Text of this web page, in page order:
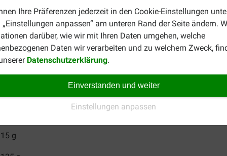
Ihre Präferenzen jederzeit in den Cookie-Einstellungen
„Einstellungen anpassen“ am unteren Rand der Seite ändern.
darüber, wie wir mit Ihren Daten umgehen, welche
Daten wir verarbeiten und zu welchem Zweck,
Datenschutzerklärung.
Einverstanden und weiter
Einstellungen anpassen
mindestens 2 Mahlzeiten pro Tag. Stellen Sie Ihrem Hund
an einem kühlen, trockenen Ort auf und verschließen
Bei richtiger Lagerung können Sie das Produkt bis zu
pro Tag
g